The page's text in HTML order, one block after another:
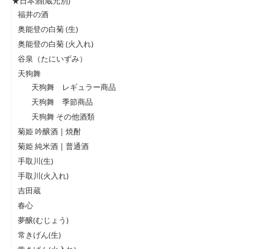
福井の酒
奥能登の白菊 (生)
奥能登の白菊 (火入れ)
谷泉（たにいずみ）
天狗舞
天狗舞 レギュラー商品
天狗舞 季節商品
天狗舞 その他酒類
菊姫 吟醸酒 | 焼酎
菊姫 純米酒 | 普通酒
手取川(生)
手取川(火入れ)
吉田蔵
春心
夢醸(むじょう)
常きげん(生)